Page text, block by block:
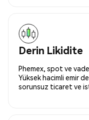
Derin Likidite
Phemex, spot ve
Yüksek hacimli emir
sorunsuz ticaret ve